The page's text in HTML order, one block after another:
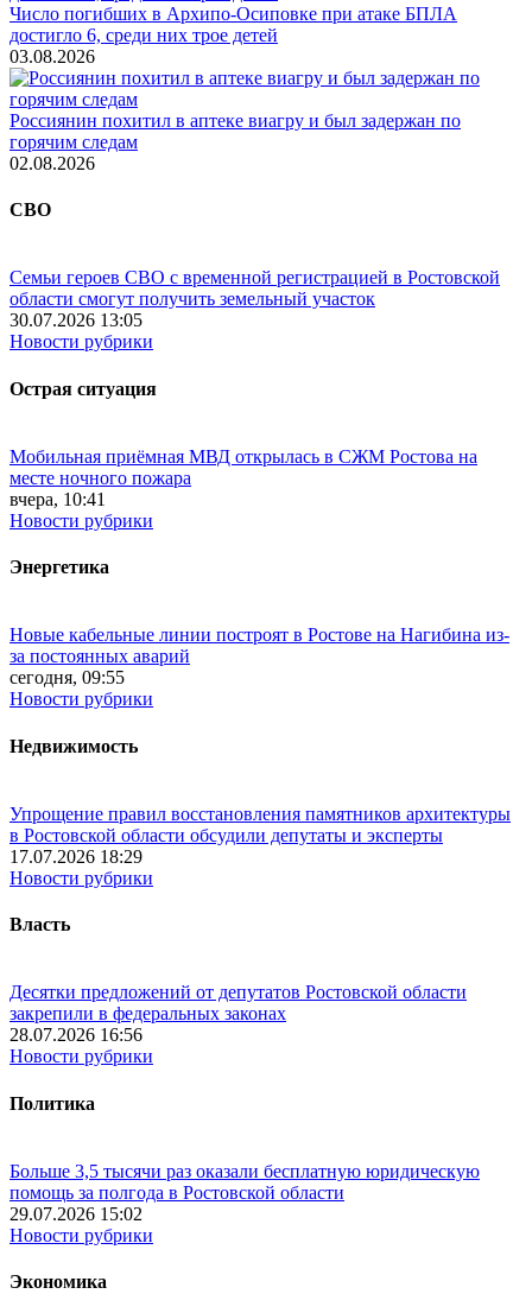
Число погибших в Архипо-Осиповке при атаке БПЛА
достигло 6, среди них трое детей
03.08.2026
Россиянин похитил в аптеке виагру и был задержан по
горячим следам
02.08.2026
СВО
Семьи героев СВО с временной регистрацией в Ростовской
области смогут получить земельный участок
30.07.2026 13:05
Новости рубрики
Острая ситуация
Мобильная приёмная МВД открылась в СЖМ Ростова на
месте ночного пожара
вчера, 10:41
Новости рубрики
Энергетика
Новые кабельные линии построят в Ростове на Нагибина из-
за постоянных аварий
сегодня, 09:55
Новости рубрики
Недвижимость
Упрощение правил восстановления памятников архитектуры
в Ростовской области обсудили депутаты и эксперты
17.07.2026 18:29
Новости рубрики
Власть
Десятки предложений от депутатов Ростовской области
закрепили в федеральных законах
28.07.2026 16:56
Новости рубрики
Политика
Больше 3,5 тысячи раз оказали бесплатную юридическую
помощь за полгода в Ростовской области
29.07.2026 15:02
Новости рубрики
Экономика